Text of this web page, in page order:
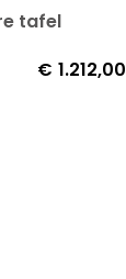
tafel
€ 1.212,00